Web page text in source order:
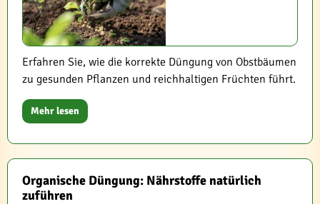
Erfahren Sie, wie die korrekte Düngung von Obstbäumen
zu gesunden Pflanzen und reichhaltigen Früchten führt.
Mehr lesen
Organische Düngung: Nährstoffe natürlich
zuführen